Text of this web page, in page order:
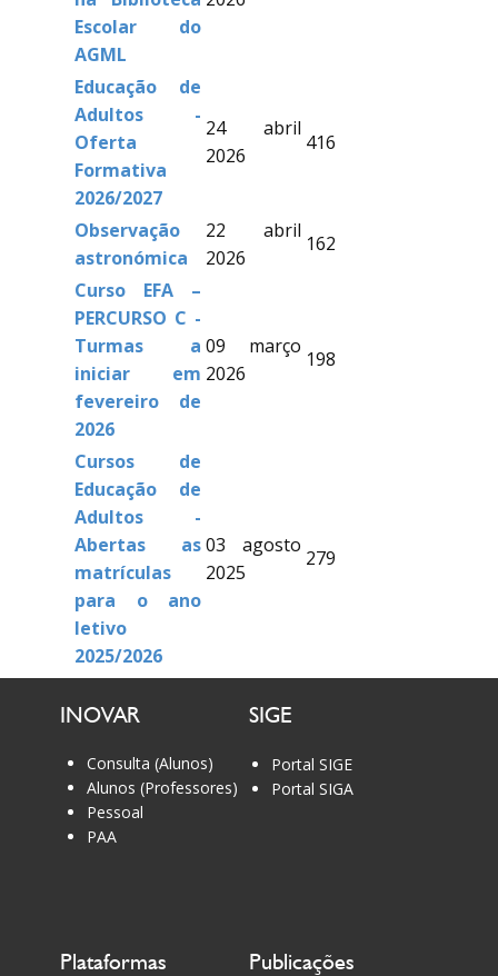
Escolar do
AGML
Educação de
Adultos -
Oferta
Formativa
2026/2027
24 abril
2026
416
Observação
astronómica
22 abril
2026
162
Curso EFA –
PERCURSO C -
Turmas a
iniciar em
fevereiro de
2026
09 março
2026
198
Cursos de
Educação de
Adultos -
Abertas as
matrículas
para o ano
letivo
2025/2026
03 agosto
2025
279
INOVAR
Consulta (Alunos)
Alunos (Professores)
Pessoal
PAA
SIGE
Portal SIGE
Portal SIGA
Plataformas Publicações